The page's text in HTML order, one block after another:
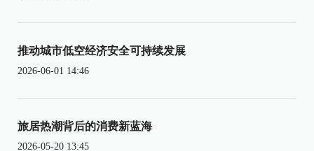
推动城市低空经济安全可持续发展
2026-06-01 14:46
旅居热潮背后的消费新蓝海
2026-05-20 13:45